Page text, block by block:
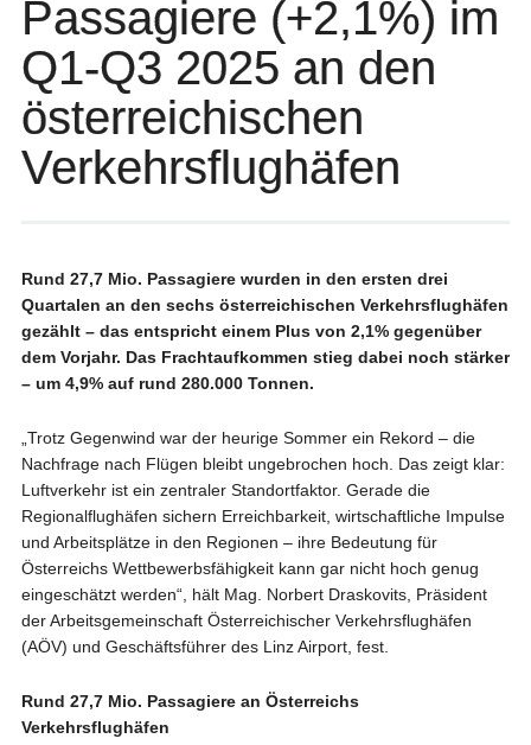
Passagiere (+2,1%) im
Q1-Q3 2025 an den
österreichischen
Verkehrsflughäfen
Rund 27,7 Mio. Passagiere wurden in den ersten drei
Quartalen an den sechs österreichischen Verkehrsflughäfen
gezählt – das entspricht einem Plus von 2,1% gegenüber
dem Vorjahr. Das Frachtaufkommen stieg dabei noch stärker
– um 4,9% auf rund 280.000 Tonnen.
„Trotz Gegenwind war der heurige Sommer ein Rekord – die
Nachfrage nach Flügen bleibt ungebrochen hoch. Das zeigt klar:
Luftverkehr ist ein zentraler Standortfaktor. Gerade die
Regionalflughäfen sichern Erreichbarkeit, wirtschaftliche Impulse
und Arbeitsplätze in den Regionen – ihre Bedeutung für
Österreichs Wettbewerbsfähigkeit kann gar nicht hoch genug
eingeschätzt werden“, hält Mag. Norbert Draskovits, Präsident
der Arbeitsgemeinschaft Österreichischer Verkehrsflughäfen
(AÖV) und Geschäftsführer des Linz Airport, fest.
Rund 27,7 Mio. Passagiere an Österreichs
Verkehrsflughäfen